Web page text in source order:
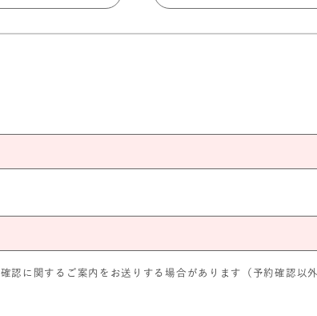
認に関するご案内をお送りする場合があります（予約確認以